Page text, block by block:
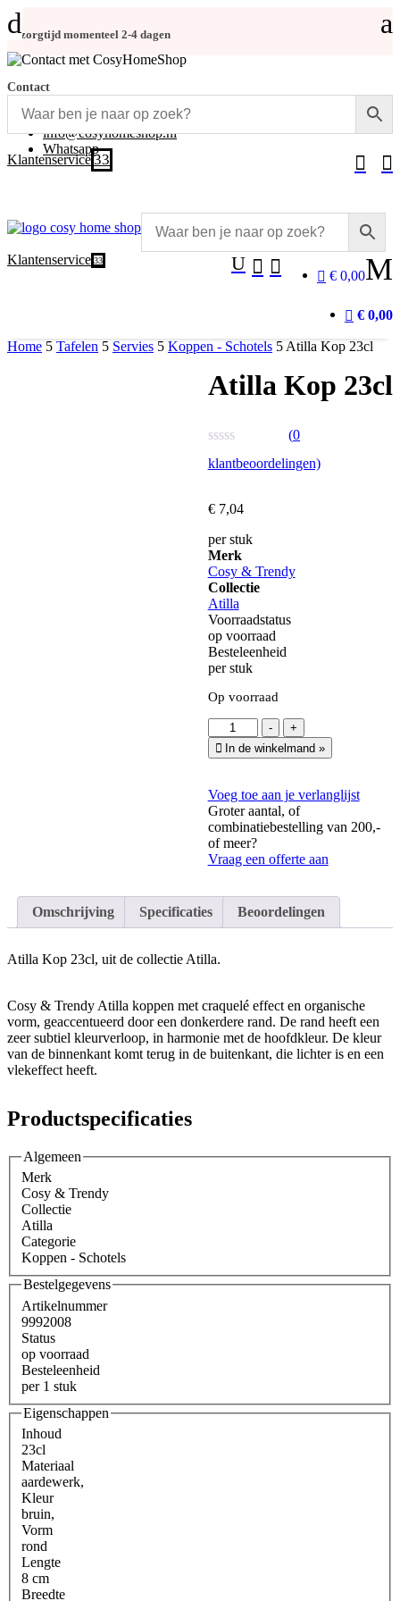
Bezorgtijd momenteel 2-4 dagen
Contact
+31 (0)348-486 555
info@cosyhomeshop.nl
Whatsapp


Klantenservice 3
d
M
€ 0,00


U
Klantenservice 3
a
€ 0,00
Home 5 Tafelen 5 Servies 5 Koppen - Schotels 5 Atilla Kop 23cl
Atilla Kop 23cl
Waardering
0
(0
klantbeoordelingen)
€ 7,04
per stuk
Merk
Cosy & Trendy
Collectie
Atilla
Voorraadstatus
op voorraad
Besteleenheid
per stuk
Op voorraad
-
Atilla
Kop
23cl
+
In de winkelmand »
Voeg toe aan je verlanglijst
Groter aantal, of
combinatiebestelling van 200,-
of meer?
Vraag een offerte aan
Omschrijving Specificaties Beoordelingen
Atilla Kop 23cl, uit de collectie Atilla.
Cosy & Trendy Atilla koppen met craquelé effect en organische
vorm, geaccentueerd door een donkerdere rand. De rand heeft een
zeer subtiel kleurverloop, in harmonie met de hoofdkleur. De kleur
van de binnenkant komt terug in de buitenkant, die lichter is en een
vlekeffect heeft.
Productspecificaties
Algemeen
Merk
Cosy & Trendy
Collectie
Atilla
Categorie
Koppen - Schotels
Bestelgegevens
Artikelnummer
9992008
Status
op voorraad
Besteleenheid
per 1 stuk
Eigenschappen
Inhoud
23cl
Materiaal
aardewerk,
Kleur
bruin,
Vorm
rond
Lengte
8 cm
Breedte